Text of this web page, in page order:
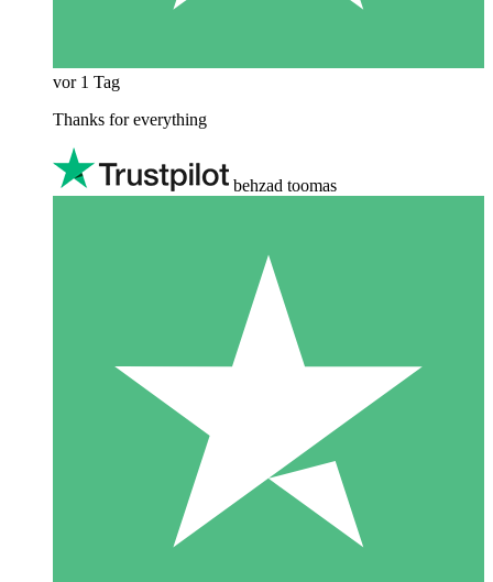
vor 1 Tag
Thanks for everything
behzad toomas